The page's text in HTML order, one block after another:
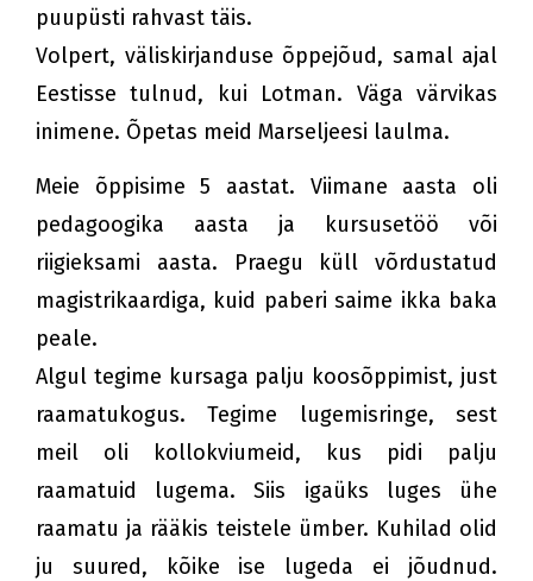
puupüsti rahvast täis.
Volpert, väliskirjanduse õppejõud, samal ajal
Eestisse tulnud, kui Lotman. Väga värvikas
inimene. Õpetas meid Marseljeesi laulma.
Meie õppisime 5 aastat. Viimane aasta oli
pedagoogika aasta ja kursusetöö või
riigieksami aasta. Praegu küll võrdustatud
magistrikaardiga, kuid paberi saime ikka baka
peale.
Algul tegime kursaga palju koosõppimist, just
raamatukogus. Tegime lugemisringe, sest
meil oli kollokviumeid, kus pidi palju
raamatuid lugema. Siis igaüks luges ühe
raamatu ja rääkis teistele ümber. Kuhilad olid
ju suured, kõike ise lugeda ei jõudnud.